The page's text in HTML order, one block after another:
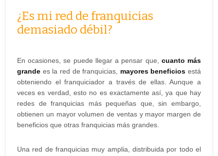
¿Es mi red de franquicias
demasiado débil?
En ocasiones, se puede llegar a pensar que, cuanto más
grande es la red de franquicias, mayores beneficios está
obteniendo el franquiciador a través de ellas. Aunque a
veces es verdad, esto no es exactamente así, ya que hay
redes de franquicias más pequeñas que, sin embargo,
obtienen un mayor volumen de ventas y mayor margen de
beneficios que otras franquicias más grandes.
Una red de franquicias muy amplia, distribuida por todo el